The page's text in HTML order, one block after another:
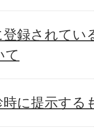
登録されて
て
に提示する